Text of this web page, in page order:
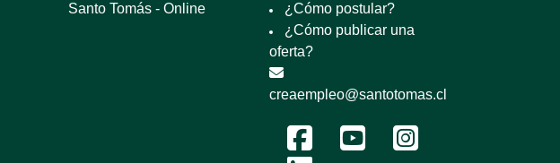
Santo Tomás - Online
¿Cómo postular?
¿Cómo publicar una
oferta?
creaempleo@santotomas.cl